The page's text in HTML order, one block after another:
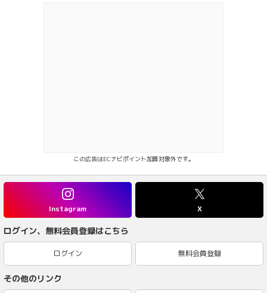
この広告はECナビポイント加算対象外です。
Instagram X
ログイン、無料会員登録はこちら
ログイン 無料会員登録
その他のリンク